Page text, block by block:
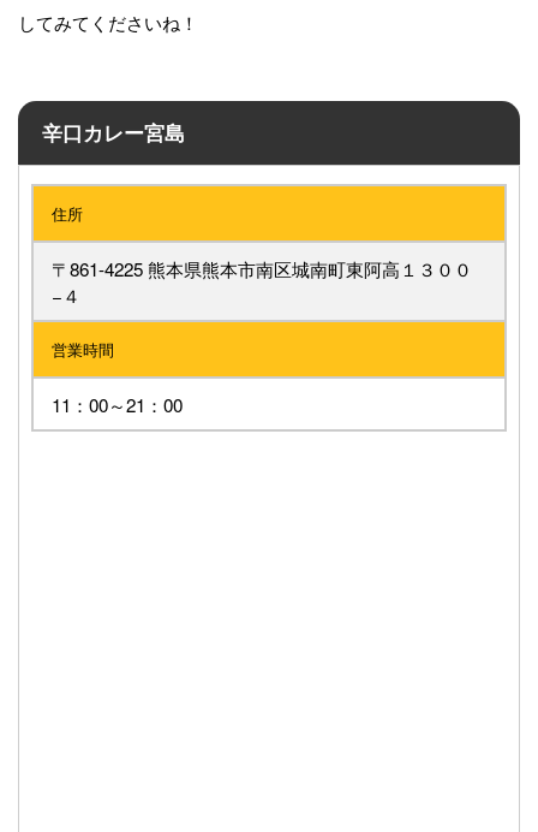
してみてくださいね！
辛口カレー宮島
住所
〒861-4225 熊本県熊本市南区城南町東阿高１３００
−４
営業時間
11：00～21：00